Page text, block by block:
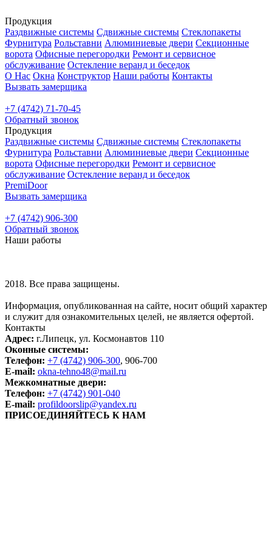
Продукция
Раздвижные системы Сдвижные системы Стеклопакеты
Фурнитура Рольставни Алюминиевые двери Секционные
ворота Офисные перегородки Ремонт и сервисное
обслуживание Остекление веранд и беседок
О Нас Окна Конструктор Наши работы Контакты
Вызвать замерщика
+7 (4742) 71-70-45
Обратный звонок
Продукция
Раздвижные системы Сдвижные системы Стеклопакеты
Фурнитура Рольставни Алюминиевые двери Секционные
ворота Офисные перегородки Ремонт и сервисное
обслуживание Остекление веранд и беседок
PremiDoor
Вызвать замерщика
+7 (4742) 906-300
Обратный звонок
Наши работы
2018. Все права защищены.
Информация, опубликованная на сайте, носит общий характер
и служит для ознакомительных целей, не является офертой.
Контакты
Адрес: г.Липецк, ул. Космонавтов 110
Оконные системы:
Телефон: +7 (4742) 906-300, 906-700
E-mail: okna-tehno48@mail.ru
Межкомнатные двери:
Телефон: +7 (4742) 901-040
E-mail: profildoorslip@yandex.ru
ПРИСОЕДИНЯЙТЕСЬ К НАМ